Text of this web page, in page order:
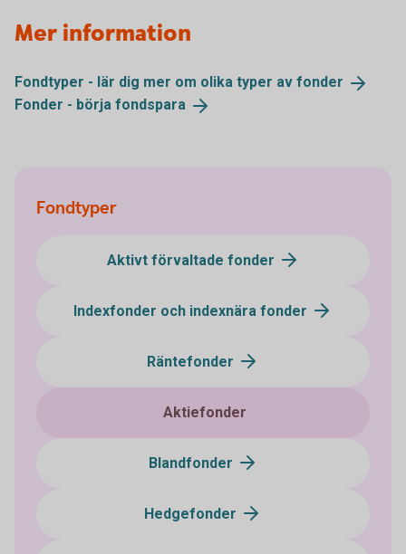
Mer information
Fondtyper - lär dig mer om olika typer av fonder
Fonder - börja fondspara
Fondtyper
Aktivt förvaltade fonder
Indexfonder och indexnära fonder
Räntefonder
Aktiefonder
Blandfonder
Hedgefonder